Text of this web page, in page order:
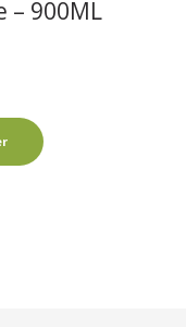
– 900ML